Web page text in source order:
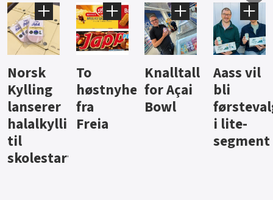
Knalltall
for Açai
Bowl
Aass vil
bli
førstevalg
i lite-
Brus og
jus fra
Berentsen
Hard
iste fra
Hansa